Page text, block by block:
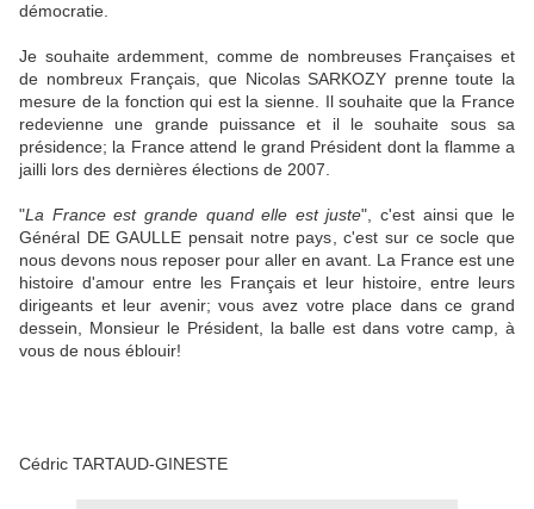
démocratie.
Je souhaite ardemment, comme de nombreuses Françaises et
de nombreux Français, que Nicolas SARKOZY prenne toute la
mesure de la fonction qui est la sienne. Il souhaite que la France
redevienne une grande puissance et il le souhaite sous sa
présidence; la France attend le grand Président dont la flamme a
jailli lors des dernières élections de 2007.
"La France est grande quand elle est juste", c'est ainsi que le
Général DE GAULLE pensait notre pays, c'est sur ce socle que
nous devons nous reposer pour aller en avant. La France est une
histoire d'amour entre les Français et leur histoire, entre leurs
dirigeants et leur avenir; vous avez votre place dans ce grand
dessein, Monsieur le Président, la balle est dans votre camp, à
vous de nous éblouir!
Cédric TARTAUD-GINESTE